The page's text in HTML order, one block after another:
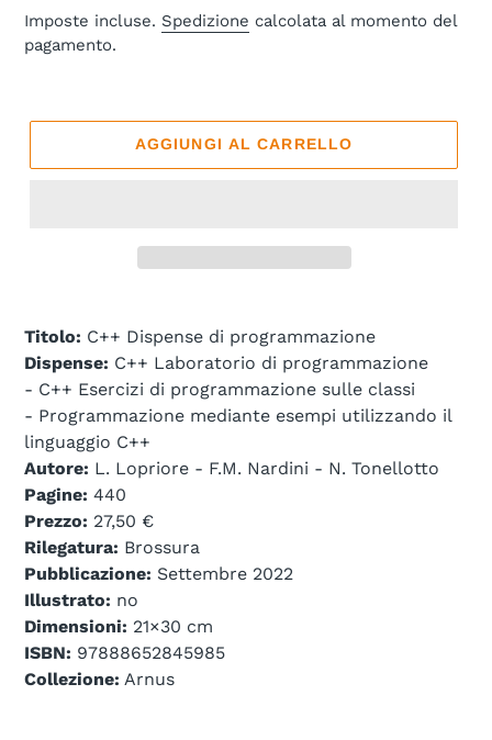
di
listino
Imposte incluse. Spedizione calcolata al momento del
pagamento.
AGGIUNGI AL CARRELLO
Titolo: C++ Dispense di programmazione
Dispense: C++ Laboratorio di programmazione
- C++ Esercizi di programmazione sulle classi
- Programmazione mediante esempi utilizzando il
linguaggio C++
Autore: L. Lopriore - F.M. Nardini - N. Tonellotto
Pagine: 440
Prezzo: 27,50 €
Rilegatura: Brossura
Pubblicazione: Settembre 2022
Illustrato: no
Dimensioni: 21×30 cm
ISBN: 97888652845985
Collezione: Arnus